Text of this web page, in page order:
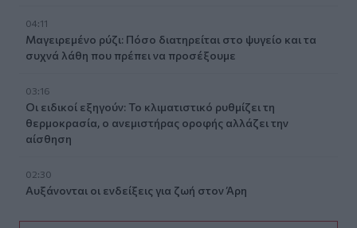
04:11
Μαγειρεμένο ρύζι: Πόσο διατηρείται στο ψυγείο και τα
συχνά λάθη που πρέπει να προσέξουμε
03:16
Οι ειδικοί εξηγούν: Το κλιματιστικό ρυθμίζει τη
θερμοκρασία, ο ανεμιστήρας οροφής αλλάζει την
αίσθηση
02:30
Αυξάνονται οι ενδείξεις για ζωή στον Άρη